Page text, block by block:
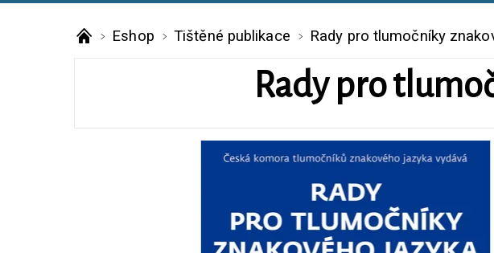
Eshop Tištěné publikace Rady pro tlumočníky
Rady pro